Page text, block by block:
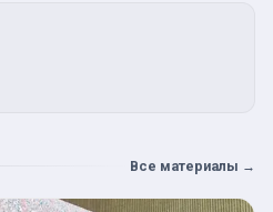
Все материалы →